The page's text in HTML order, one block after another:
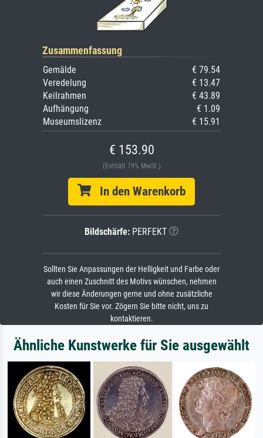
Zusammenfassung
Gemälde
€ 79.54
Veredelung
€ 13.47
Keilrahmen
€ 43.89
Aufhängung
€ 1.09
Museumslizenz
€ 15.91
€ 153.90
(Enthält 19% MwSt.)
In den Warenkorb
Bildschärfe: PERFEKT
Sollten Sie Anpassungen der Helligkeit und Farbe oder
auch einen Zuschnitt des Motivs wünschen, nehmen
wir diese Änderungen gerne und ohne zusätzliche
Kosten für Sie vor. Zögern Sie bitte nicht, uns zu
kontaktieren.
Ähnliche Kunstwerke für Sie ausgewählt